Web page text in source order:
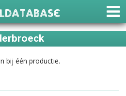
bij één productie.